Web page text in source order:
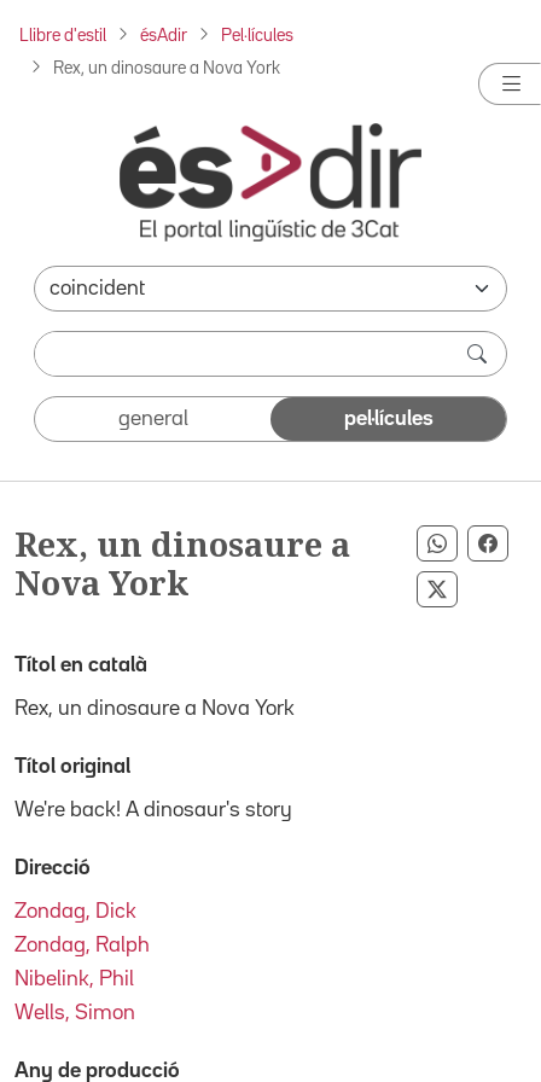
Llibre d'estil ésAdir Pel·lícules
Rex, un dinosaure a Nova York
general pel·lícules
Rex, un dinosaure a
Nova York
Compartir
Títol en català
Rex, un dinosaure a Nova York
Títol original
We're back! A dinosaur's story
Direcció
Zondag, Dick
Zondag, Ralph
Nibelink, Phil
Wells, Simon
Any de producció